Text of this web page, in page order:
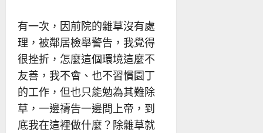
有一次，因前院的雜草沒有處
理，被鄰居檢舉警告，我覺得
很挫折，怎麼這個環境這麼不
友善，我不會、也不習慣園丁
的工作，但也只能勉為其難除
草，一邊禱告一邊問上帝，到
底我在這裡做什麼？除雜草就